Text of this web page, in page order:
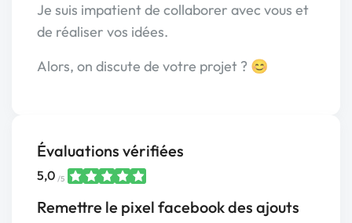
Je suis impatient de collaborer avec vous et
de réaliser vos idées.
Alors, on discute de votre projet ? 😊
Évaluations vérifiées
5,0 /5
Remettre le pixel facebook des ajouts